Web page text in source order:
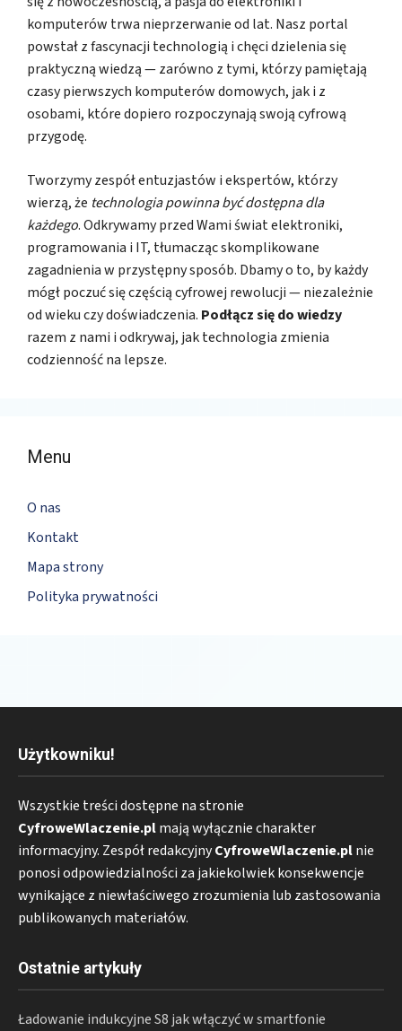
komputerów trwa nieprzerwanie od lat. Nasz portal
powstał z fascynacji technologią i chęci dzielenia się
praktyczną wiedzą — zarówno z tymi, którzy pamiętają
czasy pierwszych komputerów domowych, jak i z
osobami, które dopiero rozpoczynają swoją cyfrową
przygodę.
Tworzymy zespół entuzjastów i ekspertów, którzy
wierzą, że technologia powinna być dostępna dla
każdego. Odkrywamy przed Wami świat elektroniki,
programowania i IT, tłumacząc skomplikowane
zagadnienia w przystępny sposób. Dbamy o to, by każdy
mógł poczuć się częścią cyfrowej rewolucji — niezależnie
od wieku czy doświadczenia. Podłącz się do wiedzy
razem z nami i odkrywaj, jak technologia zmienia
codzienność na lepsze.
Menu
O nas
Kontakt
Mapa strony
Polityka prywatności
Użytkowniku!
Wszystkie treści dostępne na stronie
CyfroweWlaczenie.plmają wyłącznie charakter
informacyjny. Zespół redakcyjnyCyfroweWlaczenie.plnie
ponosi odpowiedzialności za jakiekolwiek konsekwencje
wynikające z niewłaściwego zrozumienia lub zastosowania
publikowanych materiałów.
Ostatnie artykuły
Ładowanie indukcyjne S8 jak włączyć w smartfonie